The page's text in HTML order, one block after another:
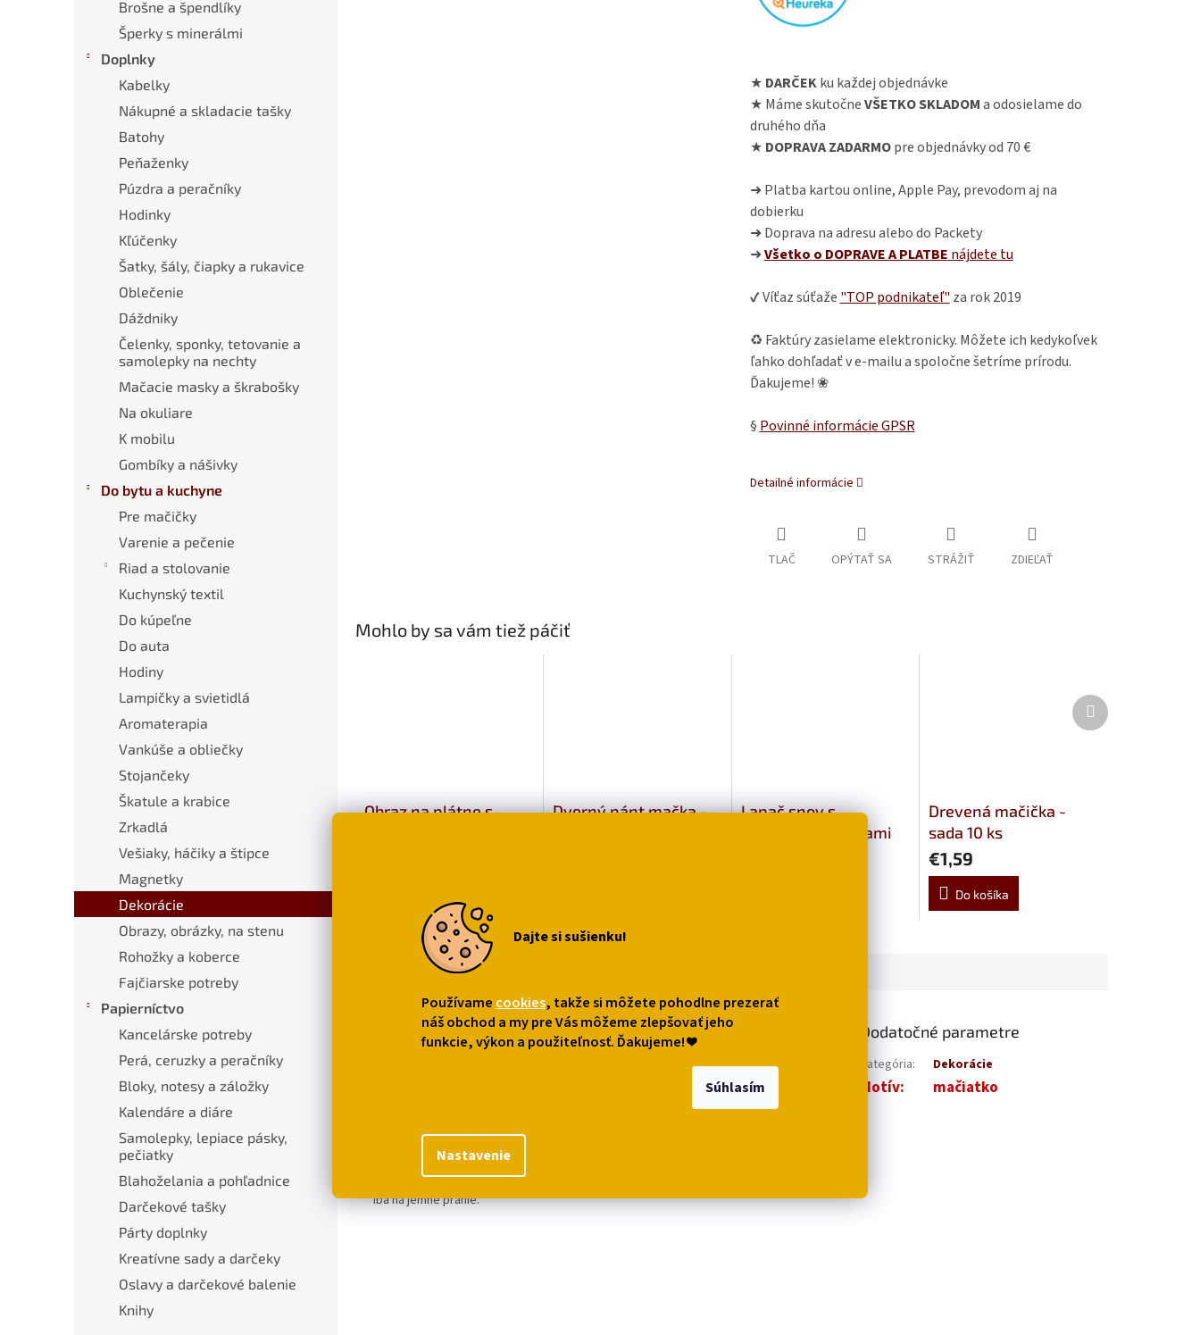
Dajte si sušienku!
Používame cookies, takže si môžete pohodlne prezerať
náš obchod a my pre Vás môžeme zlepšovať jeho
funkcie, výkon a použiteľnosť. Ďakujeme!❤
Nastavenie
Súhlasím
Brošne a špendlíky
Šperky s minerálmi
Doplnky
Kabelky
Nákupné a skladacie tašky
Batohy
Peňaženky
Púzdra a peračníky
Hodinky
Kľúčenky
Šatky, šály, čiapky a rukavice
Oblečenie
Dáždniky
Čelenky, sponky, tetovanie a
samolepky na nechty
Mačacie masky a škrabošky
Na okuliare
K mobilu
Gombíky a nášivky
Do bytu a kuchyne
Pre mačičky
Varenie a pečenie
Riad a stolovanie
Kuchynský textil
Do kúpeľne
Do auta
Hodiny
Lampičky a svietidlá
Aromaterapia
Vankúše a obliečky
Stojančeky
Škatule a krabice
Zrkadlá
Vešiaky, háčiky a štipce
Magnetky
Dekorácie
Obrazy, obrázky, na stenu
Rohožky a koberce
Fajčiarske potreby
Papierníctvo
Kancelárske potreby
Perá, ceruzky a peračníky
Bloky, notesy a záložky
Kalendáre a diáre
Samolepky, lepiace pásky,
pečiatky
Blahoželania a pohľadnice
Darčekové tašky
Párty doplnky
Kreatívne sady a darčeky
Oslavy a darčekové balenie
Knihy
★ DARČEKku každej objednávke
★ Máme skutočneVŠETKO SKLADOMa odosielame do
druhého dňa
★ DOPRAVA ZADARMOpre objednávky od 70 €
➜ Platba kartou online, Apple Pay, prevodom aj na
dobierku
➜ Doprava na adresu alebo do Packety
➜Všetko o DOPRAVE A PLATBE nájdete tu
✔ Víťaz súťaže "TOP podnikateľ" za rok 2019
♻ Faktúry zasielame elektronicky. Môžete ich kedykoľvek
ľahko dohľadať v e-mailu a spoločne šetríme prírodu.
Ďakujeme! ❀
§ Povinné informácie GPSR
Detailné informácie
TLAČ OPÝTAŤ SA STRÁŽIŤ ZDIEĽAŤ
Mohlo by sa vám tiež páčiť
Obraz na plátne s
Dverný pánt mačka -
Lapač snov s
magickými mačkami
Drevená mačička -
sada 10 ks
€1,59
Do košíka
Ďalší
produkt
Podobné (3)
Podrobný popis
Hebká fleecová deka s kresleným kocúrom z filmu "44 mačiek" zahreje a rozžiari
každú detskú izbičku. Perfektný tiež do spálne č obývačky v každej mačacej
Materiál: fleece
Rozmer: 100 x 140 cm
Iba na jemné pranie.
Dodatočné parametre
Kategória: Dekorácie
Motív: mačiatko